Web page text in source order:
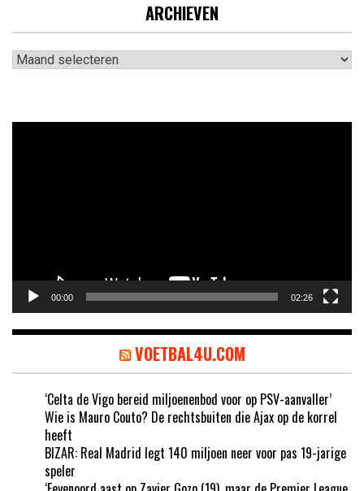
ARCHIEVEN
Archieven
00:00 02:26
VOETBAL4U.COM
‘Celta de Vigo bereid miljoenenbod voor op PSV-aanvaller’
Wie is Mauro Couto? De rechtsbuiten die Ajax op de korrel
heeft
BIZAR: Real Madrid legt 140 miljoen neer voor pas 19-jarige
speler